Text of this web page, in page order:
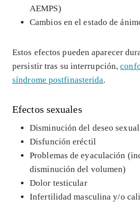
AEMPS)
Cambios en el estado de
Estos efectos pueden aparecer
persistir tras su interrupción,
síndrome postfinasterida.
Efectos sexuales
Disminución del deseo sexual
Disfunción eréctil
Problemas de eyaculación
disminución del volumen)
Dolor testicular
Infertilidad masculina y/o